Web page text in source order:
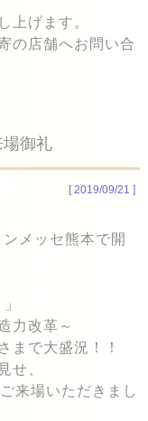
上げます。
の店舗へお問い合
御礼
[ 2019/09/21 ]
メッセ熊本で開
力改革～
まで大盛況！！
せ、
来場いただきまし